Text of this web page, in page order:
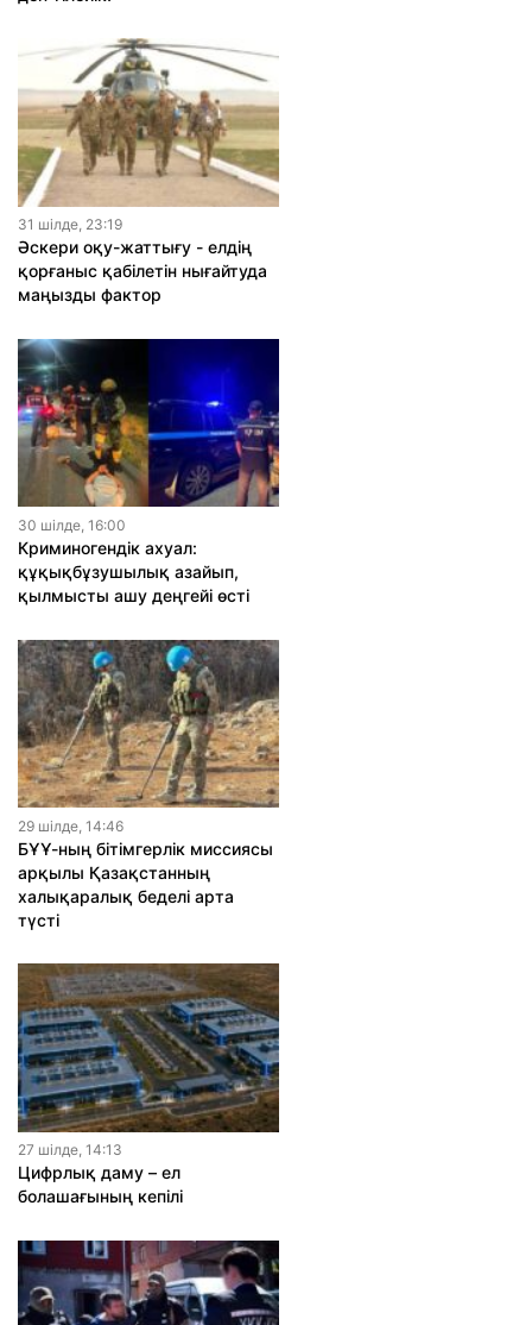
31 шiлде, 23:19
Әскери оқу-жаттығу - елдің
қорғаныс қабілетін нығайтуда
маңызды фактор
30 шiлде, 16:00
Криминогендік ахуал:
құқықбұзушылық азайып,
қылмысты ашу деңгейі өсті
29 шiлде, 14:46
БҰҰ-ның бітімгерлік миссиясы
арқылы Қазақстанның
халықаралық беделі арта
түсті
27 шiлде, 14:13
Цифрлық даму – ел
болашағының кепілі